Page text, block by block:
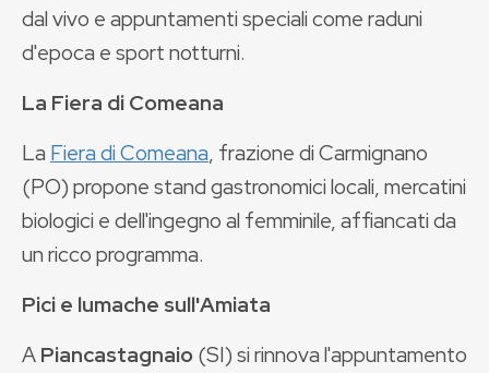
dal vivo e appuntamenti speciali come raduni
d'epoca e sport notturni.
La Fiera di Comeana
La Fiera di Comeana, frazione di Carmignano
(PO) propone stand gastronomici locali, mercatini
biologici e dell'ingegno al femminile, affiancati da
un ricco programma.
Pici e lumache sull'Amiata
APiancastagnaio(SI) si rinnova l'appuntamento